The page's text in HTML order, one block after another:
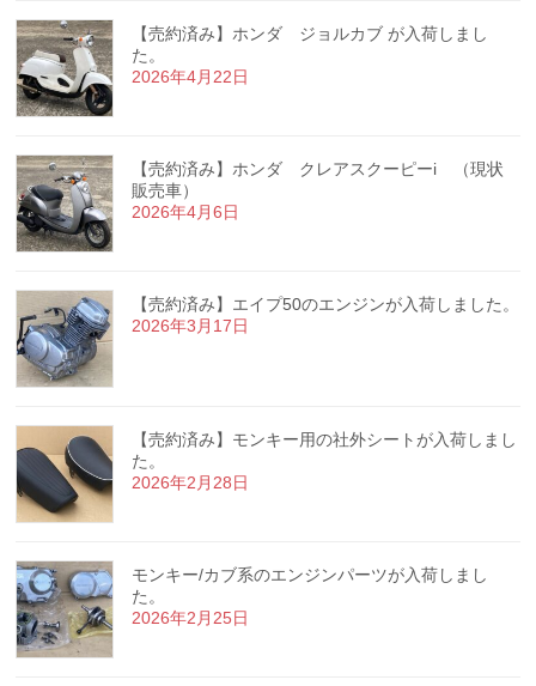
【売約済み】ホンダ ジョルカブ が入荷しまし
た。
2026年4月22日
【売約済み】ホンダ クレアスクーピーi （現状
販売車）
2026年4月6日
【売約済み】エイプ50のエンジンが入荷しました。
2026年3月17日
【売約済み】モンキー用の社外シートが入荷しまし
た。
2026年2月28日
モンキー/カブ系のエンジンパーツが入荷しまし
た。
2026年2月25日